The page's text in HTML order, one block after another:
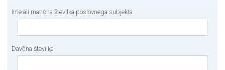
Ime ali matična številka poslovnega subjekta
Davčna številka